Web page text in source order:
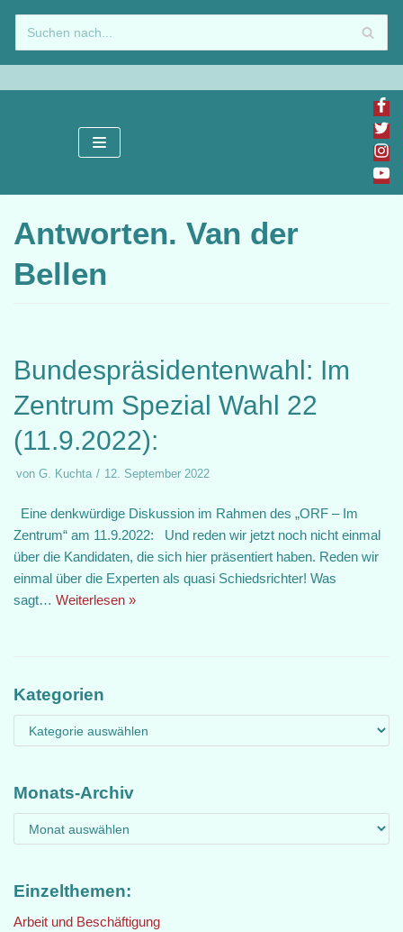
Zum
Inhalt
springen
Antworten. Van der
Bellen
Bundespräsidentenwahl: Im
Zentrum Spezial Wahl 22
(11.9.2022):
von G. Kuchta 12. September 2022
Eine denkwürdige Diskussion im Rahmen des „ORF – Im
Zentrum“ am 11.9.2022: Und reden wir jetzt noch nicht einmal
über die Kandidaten, die sich hier präsentiert haben. Reden wir
einmal über die Experten als quasi Schiedsrichter! Was
sagt… Weiterlesen »
Kategorien
Monats-Archiv
Einzelthemen:
Arbeit und Beschäftigung